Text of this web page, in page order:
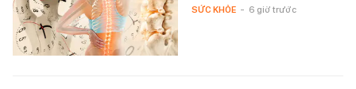
SỨC KHỎE - 6 giờ trước